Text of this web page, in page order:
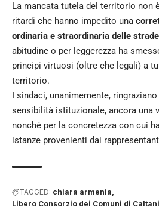
La mancata tutela del territorio non
ritardi che hanno impedito una
ordinaria e straordinaria delle strade
abitudine o per leggerezza ha
principi virtuosi (oltre che legali) a
territorio.
I sindaci, unanimemente,
sensibilità istituzionale, ancora una
nonché per la concretezza con cui
istanze provenienti dai
TAGGED: chiara armenia
Libero Consorzio dei Comuni di